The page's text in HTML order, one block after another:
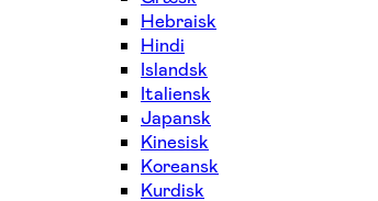
Hebraisk
Hindi
Islandsk
Italiensk
Japansk
Kinesisk
Koreansk
Kurdisk